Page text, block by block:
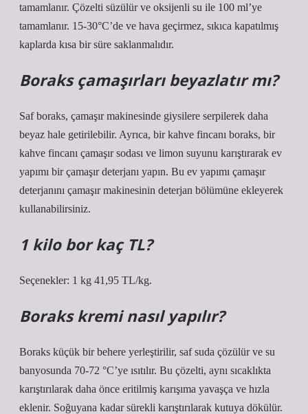
tamamlanır. Çözelti süzülür ve oksijenli su ile 100 ml’ye
tamamlanır. 15-30°C’de ve hava geçirmez, sıkıca kapatılmış
kaplarda kısa bir süre saklanmalıdır.
Boraks çamaşırları beyazlatır mı?
Saf boraks, çamaşır makinesinde giysilere serpilerek daha
beyaz hale getirilebilir. Ayrıca, bir kahve fincanı boraks, bir
kahve fincanı çamaşır sodası ve limon suyunu karıştırarak ev
yapımı bir çamaşır deterjanı yapın. Bu ev yapımı çamaşır
deterjanını çamaşır makinesinin deterjan bölümüne ekleyerek
kullanabilirsiniz.
1 kilo bor kaç TL?
Seçenekler: 1 kg 41,95 TL/kg.
Boraks kremi nasıl yapılır?
Boraks küçük bir behere yerleştirilir, saf suda çözülür ve su
banyosunda 70-72 °C’ye ısıtılır. Bu çözelti, aynı sıcaklıkta
karıştırılarak daha önce eritilmiş karışıma yavaşça ve hızla
eklenir. Soğuyana kadar sürekli karıştırılarak kutuya dökülür.